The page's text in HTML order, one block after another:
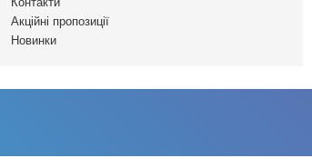
Акційні пропозиції
Новинки